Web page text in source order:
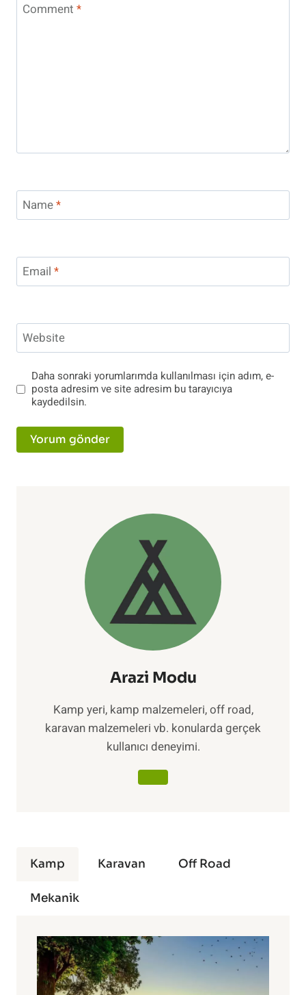
Comment *
Name*
Email *
Website
Daha sonraki yorumlarımda kullanılması için adım, e-
posta adresim ve site adresim bu tarayıcıya
kaydedilsin.
Arazi Modu
Kamp yeri, kamp malzemeleri, off road,
karavan malzemeleri vb. konularda gerçek
kullanıcı deneyimi.
Kamp Karavan Off Road
Mekanik